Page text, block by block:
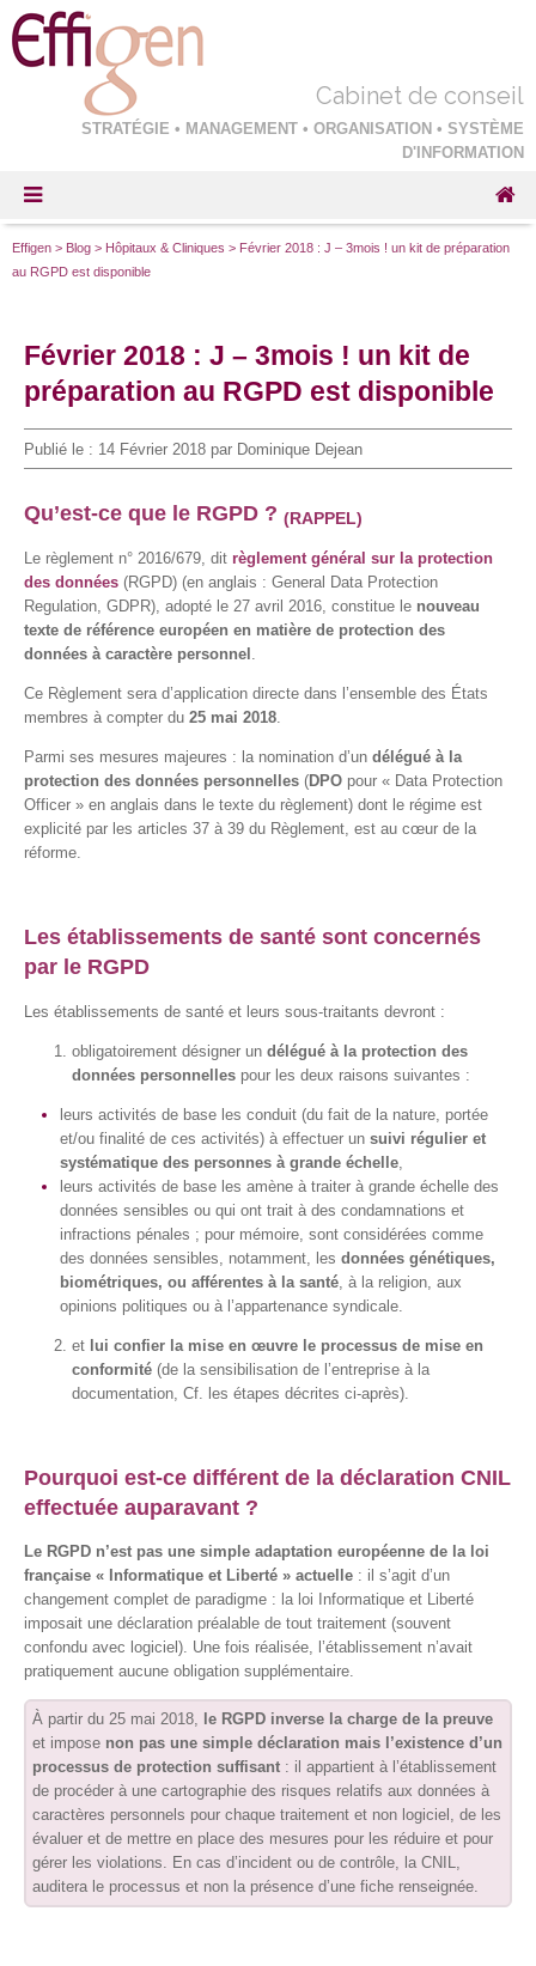
Cabinet de conseil
STRATÉGIE • MANAGEMENT • ORGANISATION • SYSTÈME
D'INFORMATION
Effigen > Blog > Hôpitaux & Cliniques > Février 2018 : J – 3mois ! un kit de préparation
au RGPD est disponible
Février 2018 : J – 3mois ! un kit de
préparation au RGPD est disponible
Publié le : 14 Février 2018 par Dominique Dejean
Qu’est-ce que le RGPD ? (RAPPEL)
Le règlement n° 2016/679, dit règlement général sur la protection
des données (RGPD) (en anglais : General Data Protection
Regulation, GDPR), adopté le 27 avril 2016, constitue le nouveau
texte de référence européen en matière de protection des
données à caractère personnel
Ce Règlement sera d’application directe dans l’ensemble des États
membres à compter du 25 mai 2018
Parmi ses mesures majeures : la nomination d’un délégué à la
protection des données personnelles (DPO pour « Data Protection
Officer » en anglais dans le texte du règlement) dont le régime est
explicité par les articles 37 à 39 du Règlement, est au cœur de la
réforme.
Les établissements de santé sont concernés
par le RGPD
Les établissements de santé et leurs sous-traitants devront :
obligatoirement désigner un délégué à la protection des
données personnelles pour les deux raisons suivantes :
leurs activités de base les conduit (du fait de la nature, portée
et/ou finalité de ces activités) à effectuer un suivi régulier et
systématique des personnes à grande échelle
leurs activités de base les amène à traiter à grande échelle des
données sensibles ou qui ont trait à des condamnations et
infractions pénales ; pour mémoire, sont considérées comme
des données sensibles, notamment, les données génétiques,
biométriques, ou afférentes à la santé , à la religion, aux
opinions politiques ou à l’appartenance syndicale.
et lui confier la mise en œuvre le processus de mise en
conformité (de la sensibilisation de l’entreprise à la
documentation, Cf. les étapes décrites ci-après).
Pourquoi est-ce différent de la déclaration CNIL
effectuée auparavant ?
Le RGPD n’est pas une simple adaptation européenne de la loi
française « Informatique et Liberté » actuelle : il s’agit d’un
changement complet de paradigme : la loi Informatique et Liberté
imposait une déclaration préalable de tout traitement (souvent
confondu avec logiciel). Une fois réalisée, l’établissement n’avait
pratiquement aucune obligation supplémentaire.
À partir du 25 mai 2018, le RGPD inverse la charge de la preuve
et impose non pas une simple déclaration mais l’existence d’un
processus de protection suffisant : il appartient à l’établissement
de procéder à une cartographie des risques relatifs aux données à
caractères personnels pour chaque traitement et non logiciel, de les
évaluer et de mettre en place des mesures pour les réduire et pour
gérer les violations. En cas d’incident ou de contrôle, la CNIL,
auditera le processus et non la présence d’une fiche renseignée.